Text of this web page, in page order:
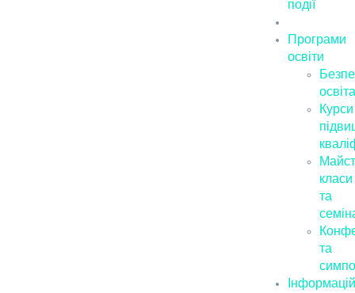
події
Програми
освіти
освіта
Курси
класи
та
та